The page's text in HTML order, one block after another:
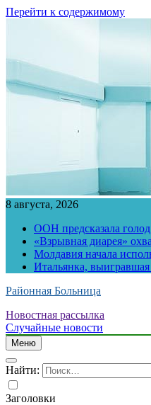
Перейти к содержимому
8 августа, 2026
ООН предсказала
«Взрывная диарея»
Молдавия начала
Итальянка,
Районная Больница
Новостная рассылка
Случайные новости
Меню
Найти:
Заголовки